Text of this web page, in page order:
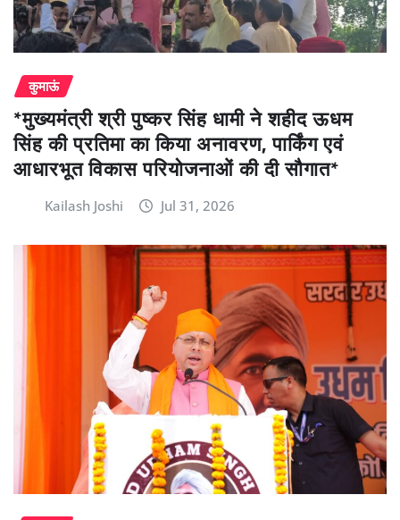
कुमाऊं
*मुख्यमंत्री श्री पुष्कर सिंह धामी ने शहीद ऊधम
सिंह की प्रतिमा का किया अनावरण, पार्किंग एवं
आधारभूत विकास परियोजनाओं की दी सौगात*
Kailash Joshi Jul 31, 2026